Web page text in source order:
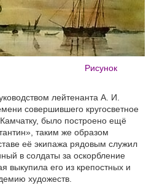
лейтенанта А. И.
совершившего кругосветное
было построено ещё
таким же образом
её экипажа рядовым служил
в солдаты за оскорбление
выкупила его из крепостных и
художеств.